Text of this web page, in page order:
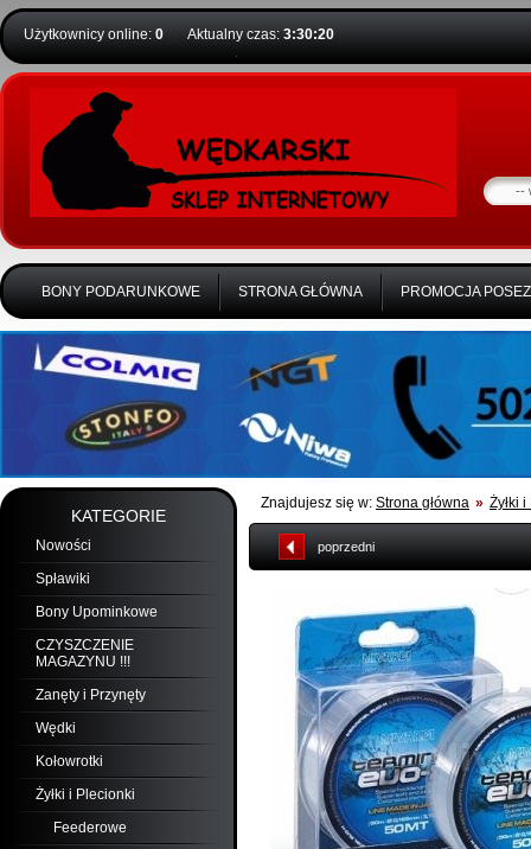
Użytkownicy online: 0 Aktualny czas: 3:30:21
BONY PODARUNKOWE STRONA GŁÓWNA PROMOCJA
KATEGORIE
Nowości
Spławiki
Bony Upominkowe
CZYSZCZENIE
MAGAZYNU !!!
Zanęty i Przynęty
Wędki
Kołowrotki
Żyłki i Plecionki
Feederowe
Znajdujesz się w: Strona główna » Żyłki
poprzedni